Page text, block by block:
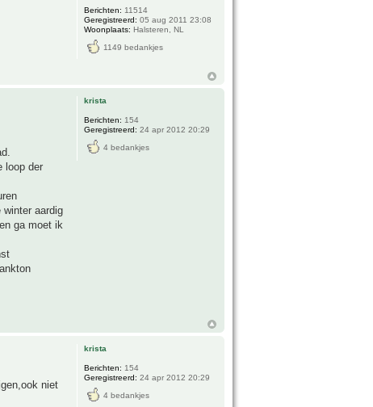
Berichten: 11514
Geregistreerd: 05 aug 2011 23:08
Woonplaats: Halsteren, NL
1149 bedankjes
loop der
aardig
ga moet ik
krista
Berichten: 154
Geregistreerd: 24 apr 2012 20:29
4 bedankjes
niet
krista
Berichten: 154
Geregistreerd: 24 apr 2012 20:29
4 bedankjes